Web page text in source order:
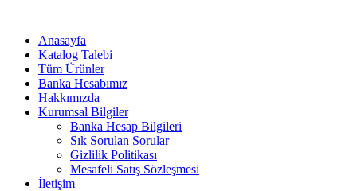
Anasayfa
Katalog Talebi
Tüm Ürünler
Banka Hesabımız
Hakkımızda
Kurumsal Bilgiler
Banka Hesap Bilgileri
Sık Sorulan Sorular
Gizlilik Politikası
Mesafeli Satış Sözleşmesi
İletişim